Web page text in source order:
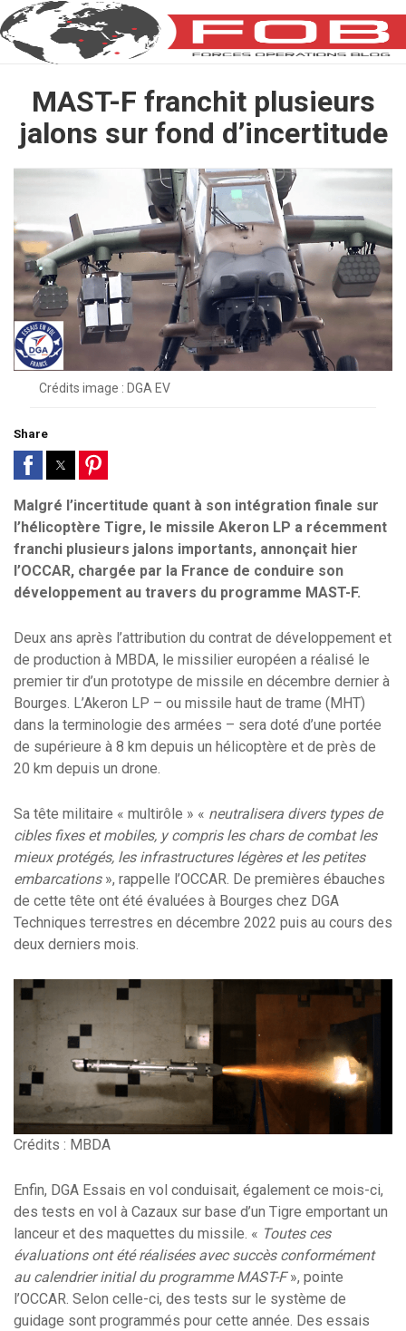
MAST-F franchit plusieurs
jalons sur fond d’incertitude
Crédits image : DGA EV
Share
Malgré l’incertitude quant à son intégration finale sur
l’hélicoptère Tigre, le missile Akeron LP a récemment
franchi plusieurs jalons importants, annonçait hier
l’OCCAR, chargée par la France de conduire son
développement au travers du programme MAST-F.
Deux ans après l’attribution du contrat de développement et
de production à MBDA, le missilier européen a réalisé le
premier tir d’un prototype de missile en décembre dernier à
Bourges. L’Akeron LP – ou missile haut de trame (MHT)
dans la terminologie des armées – sera doté d’une portée
de supérieure à 8 km depuis un hélicoptère et de près de
20 km depuis un drone.
Sa tête militaire « multirôle » « neutralisera divers types de
cibles fixes et mobiles, y compris les chars de combat les
mieux protégés, les infrastructures légères et les petites
embarcations», rappelle l’OCCAR. De premières ébauches
de cette tête ont été évaluées à Bourges chez DGA
Techniques terrestres en décembre 2022 puis au cours des
deux derniers mois.
Crédits : MBDA
Enfin, DGA Essais en vol conduisait, également ce mois-ci,
des tests en vol à Cazaux sur base d’un Tigre emportant un
lanceur et des maquettes du missile. « Toutes ces
évaluations ont été réalisées avec succès conformément
au calendrier initial du programme MAST-F», pointe
l’OCCAR. Selon celle-ci, des tests sur le système de
guidage sont programmés pour cette année. Des essais